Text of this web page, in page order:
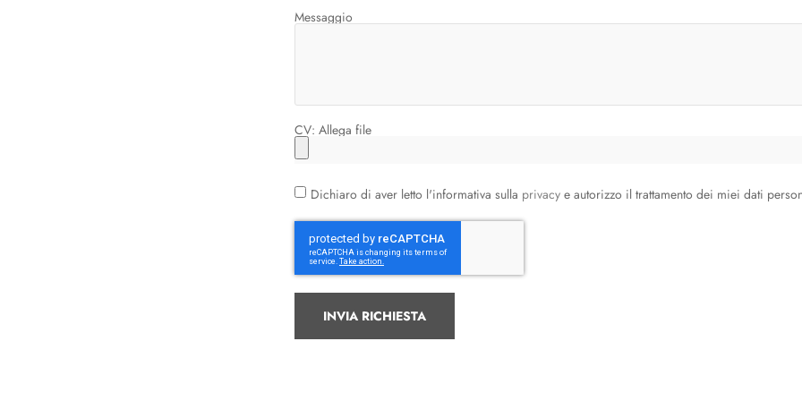
Messaggio
CV: Allega file
Dichiaro di aver letto l'informativa sulla privacy e autorizzo il trattamento dei miei dati
INVIA RICHIESTA